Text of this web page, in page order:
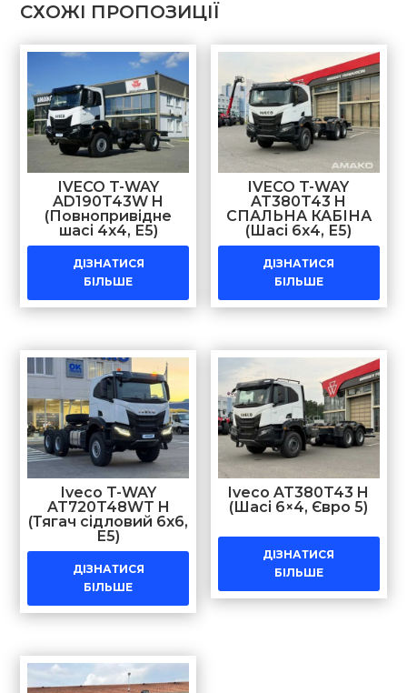
СХОЖІ ПРОПОЗИЦІЇ
IVECO T-WAY
AD190T43W H
(Повнопривідне
шасі 4х4, Е5)
ДІЗНАТИСЯ
БІЛЬШЕ
IVECO T-WAY
AT380T43 H
СПАЛЬНА КАБІНА
(Шасі 6х4, Е5)
ДІЗНАТИСЯ
БІЛЬШЕ
Iveco T-WAY
AT720T48WT H
(Тягач сідловий 6х6,
Е5)
ДІЗНАТИСЯ
БІЛЬШЕ
Iveco AT380T43 H
(Шасі 6×4, Євро 5)
ДІЗНАТИСЯ
БІЛЬШЕ